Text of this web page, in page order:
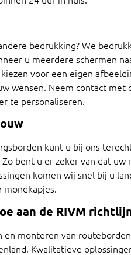
bedrukking? We
u meerdere schermen
voor een eigen
wensen. Neem contact met
te personaliseren.
kunt u bij ons
bent u er zeker van dat uw
komen wij snel bij u
aan de RIVM
monteren van
Kwalitatieve